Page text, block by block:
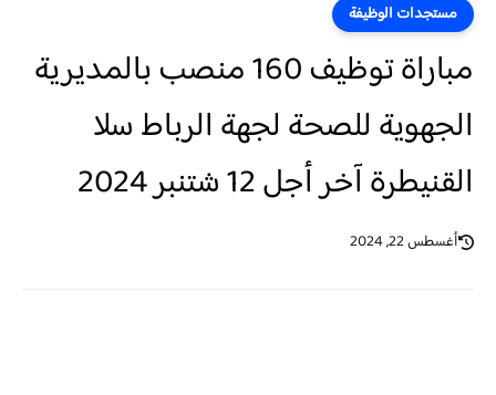
مستجدات الوظيفة
مباراة توظيف 160 منصب بالمديرية
الجهوية للصحة لجهة الرباط سلا
القنيطرة آخر أجل 12 شتنبر 2024
أغسطس 22, 2024